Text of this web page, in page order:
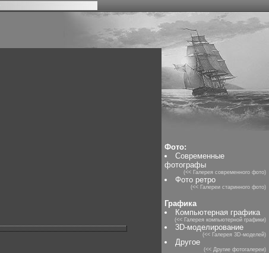
Фото:
Современные
фотографы
(<< Галерея современного фото)
Фото ретро
(<< Галереи старинного фото)
Графика
Компьютерная графика
(<< Галерея компьютерной графики)
3D-моделирование
(<< Галерея 3D-моделей)
Другое
(<< Другие фотогалереи)